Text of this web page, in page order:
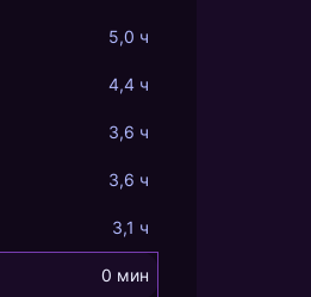
5,0 ч
4,4 ч
3,6 ч
3,6 ч
3,1 ч
0 мин